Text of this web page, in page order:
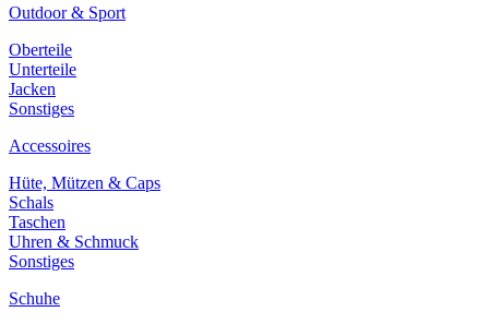
Outdoor & Sport
Oberteile
Unterteile
Jacken
Sonstiges
Accessoires
Hüte, Mützen & Caps
Schals
Taschen
Uhren & Schmuck
Sonstiges
Schuhe